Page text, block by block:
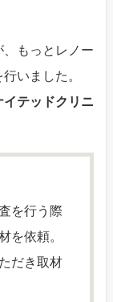
もっとレノー
いました。
イテッドクリニ
を行う際
を依頼。
だき取材